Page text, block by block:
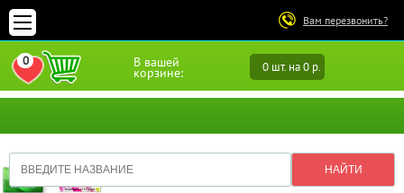
Вам перезвонить?
В вашей
корзине: 0 шт. на 0 р.
0
ПЕРЕЙТИ В ИЗБРАННОЕ